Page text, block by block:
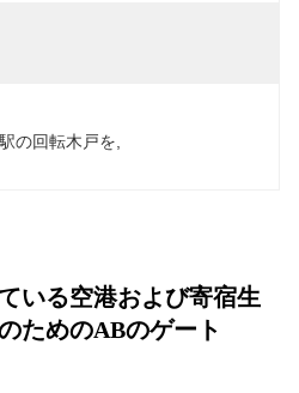
の回転木戸を
いる空港および寄宿生
ためのABのゲート